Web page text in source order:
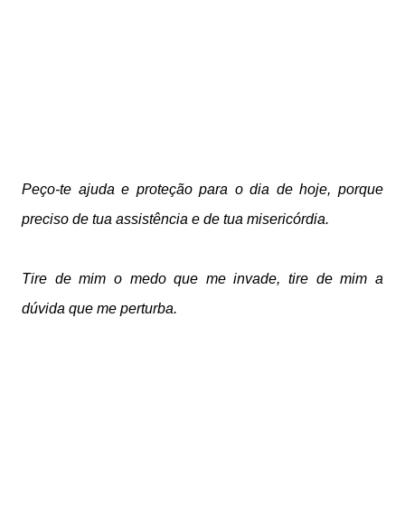
Peço-te ajuda e proteção para o dia de hoje, porque
preciso de tua assistência e de tua misericórdia.
Tire de mim o medo que me invade, tire de mim a
dúvida que me perturba.